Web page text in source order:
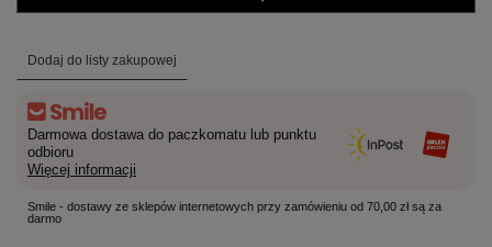
Dodaj do listy zakupowej
Darmowa dostawa do paczkomatu lub punktu
odbioru
Więcej informacji
Smile - dostawy ze sklepów internetowych przy zamówieniu od 70,00 zł są za
darmo